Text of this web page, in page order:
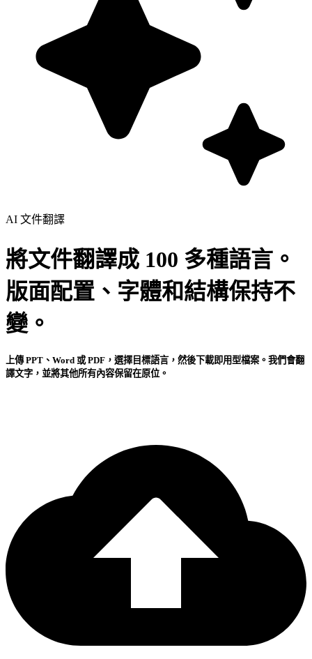
AI 文件翻譯
將文件翻譯成 100 多種語言。
版面配置、字體和結構保持不
變。
上傳 PPT、Word 或 PDF，選擇目標語言，然後下載即用型檔案。我們會翻
譯文字，並將其他所有內容保留在原位。